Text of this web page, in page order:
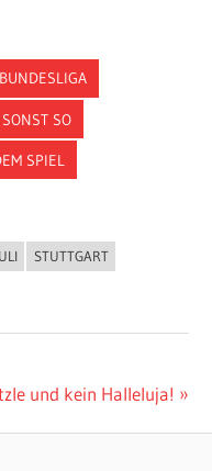
BUNDESLIGA
SO
SPIEL
STUTTGART
und kein Halleluja!